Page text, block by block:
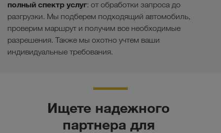
полный спектр услуг: от обработки запроса до
разгрузки. Мы подберем подходящий автомобиль,
проверим маршрут и получим все необходимые
разрешения. Также мы охотно учтем ваши
индивидуальные требования.
Ищете надежного
партнера для